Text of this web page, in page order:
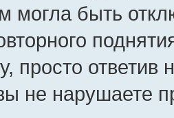
могла быть
просто ответив
не нарушаете